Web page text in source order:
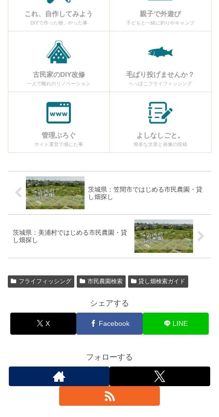
これ、自作してみよう
DIYで作った物、やった事
親子で外遊び
子どもと一緒に釣りやキャンプ
古民家のDIY改修
一人で離れのリノベーション
毛ばり投げませんか？
へっぽこフライフィッシング
管理ぶろぐ
サイト運営で感じた事
よしなしごと。
簡単な文章と画像の投稿
茨城県：笠間市ではじめる市民農園・貸
し畑探し
茨城県：美浦村ではじめる市民農園・貸
し畑探し
フライフィッシング 市民農園検索 貸し畑検索ガイド
シェアする
X Facebook LINE
フォローする